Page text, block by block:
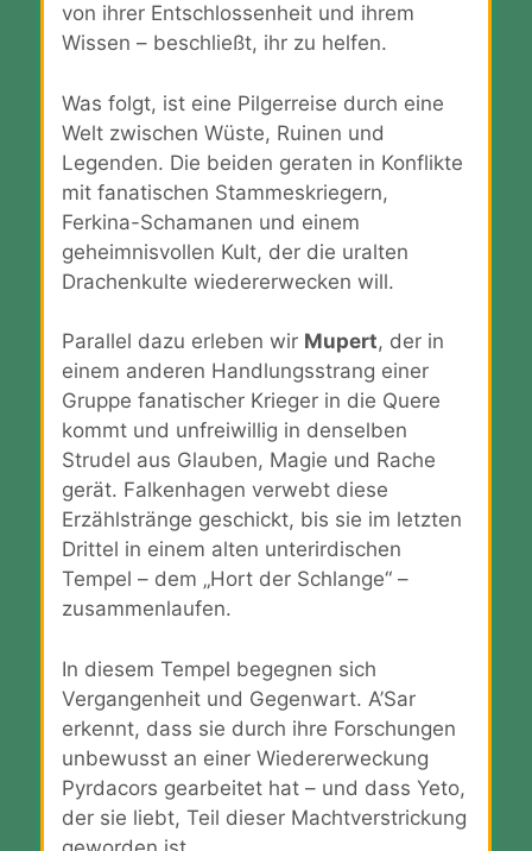
von ihrer Entschlossenheit und ihrem
Wissen – beschließt, ihr zu helfen.
Was folgt, ist eine Pilgerreise durch eine
Welt zwischen Wüste, Ruinen und
Legenden. Die beiden geraten in Konflikte
mit fanatischen Stammeskriegern,
Ferkina-Schamanen und einem
geheimnisvollen Kult, der die uralten
Drachenkulte wiedererwecken will.
Parallel dazu erleben wir Mupert, der in
einem anderen Handlungsstrang einer
Gruppe fanatischer Krieger in die Quere
kommt und unfreiwillig in denselben
Strudel aus Glauben, Magie und Rache
gerät. Falkenhagen verwebt diese
Erzählstränge geschickt, bis sie im letzten
Drittel in einem alten unterirdischen
Tempel – dem „Hort der Schlange“ –
zusammenlaufen.
In diesem Tempel begegnen sich
Vergangenheit und Gegenwart. A’Sar
erkennt, dass sie durch ihre Forschungen
unbewusst an einer Wiedererweckung
Pyrdacors gearbeitet hat – und dass Yeto,
der sie liebt, Teil dieser Machtverstrickung